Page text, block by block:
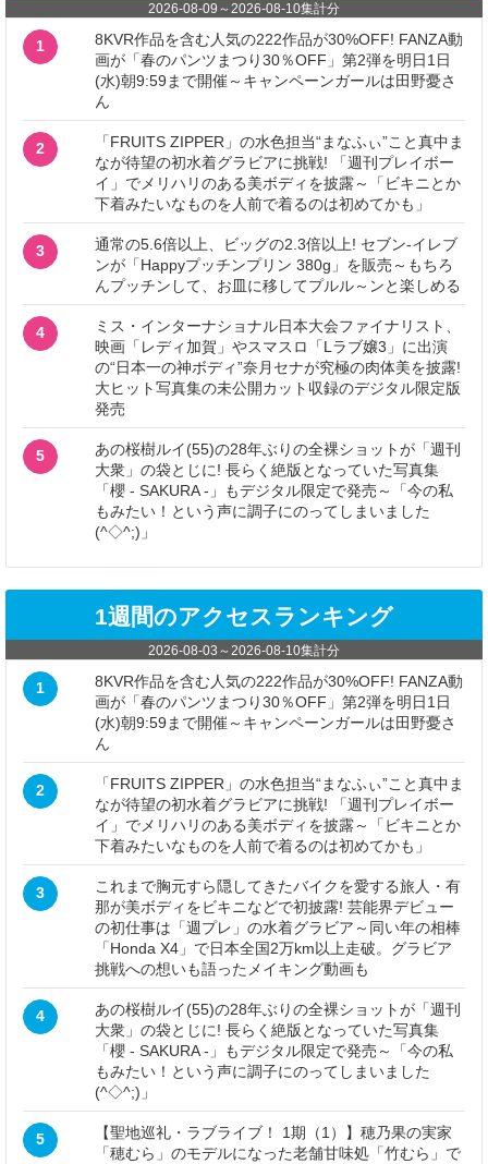
2026-08-09 ～2026-08-10集計分
1
8KVR作品を含む人気の222作品が30%OFF! FANZA動
画が「春のパンツまつり30％OFF」第2弾を明日1日
(水)朝9:59まで開催～キャンペーンガールは田野憂さ
ん
2
「FRUITS ZIPPER」の水色担当“まなふぃ”こと真中ま
なが待望の初水着グラビアに挑戦! 「週刊プレイボー
イ」でメリハリのある美ボディを披露～「ビキニとか
下着みたいなものを人前で着るのは初めてかも」
3
通常の5.6倍以上、ビッグの2.3倍以上! セブン‐イレブ
ンが「Happyプッチンプリン 380g」を販売～もちろ
んプッチンして、お皿に移してプルル～ンと楽しめる
4
ミス・インターナショナル日本大会ファイナリスト、
映画「レディ加賀」やスマスロ「Lラブ嬢3」に出演
の“日本一の神ボディ”奈月セナが究極の肉体美を披露!
大ヒット写真集の未公開カット収録のデジタル限定版
発売
5
あの桜樹ルイ(55)の28年ぶりの全裸ショットが「週刊
大衆」の袋とじに! 長らく絶版となっていた写真集
「櫻 - SAKURA -」もデジタル限定で発売～「今の私
もみたい！という声に調子にのってしまいました
(^◇^;)」
1週間のアクセスランキング
2026-08-03 ～2026-08-10集計分
1
8KVR作品を含む人気の222作品が30%OFF! FANZA動
画が「春のパンツまつり30％OFF」第2弾を明日1日
(水)朝9:59まで開催～キャンペーンガールは田野憂さ
ん
2
「FRUITS ZIPPER」の水色担当“まなふぃ”こと真中ま
なが待望の初水着グラビアに挑戦! 「週刊プレイボー
イ」でメリハリのある美ボディを披露～「ビキニとか
下着みたいなものを人前で着るのは初めてかも」
3
これまで胸元すら隠してきたバイクを愛する旅人・有
那が美ボディをビキニなどで初披露! 芸能界デビュー
の初仕事は「週プレ」の水着グラビア～同い年の相棒
「Honda X4」で日本全国2万km以上走破。グラビア
挑戦への想いも語ったメイキング動画も
4
あの桜樹ルイ(55)の28年ぶりの全裸ショットが「週刊
大衆」の袋とじに! 長らく絶版となっていた写真集
「櫻 - SAKURA -」もデジタル限定で発売～「今の私
もみたい！という声に調子にのってしまいました
(^◇^;)」
5
【聖地巡礼・ラブライブ！ 1期（1）】穂乃果の実家
「穂むら」のモデルになった老舗甘味処「竹むら」で